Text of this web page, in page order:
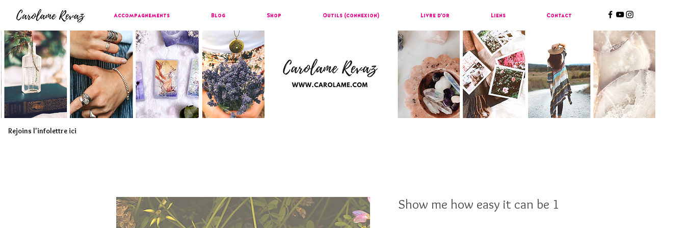
Accompagnements Blog Shop Outils (connexion) Livre d'or Liens Contact
Show me how easy it can be 1
Rejoins l'infolettre ici